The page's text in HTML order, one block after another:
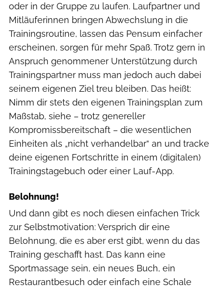
oder in der Gruppe zu laufen. Laufpartner und
Mitläuferinnen bringen Abwechslung in die
Trainingsroutine, lassen das Pensum einfacher
erscheinen, sorgen für mehr Spaß. Trotz gern in
Anspruch genommener Unterstützung durch
Trainingspartner muss man jedoch auch dabei
seinem eigenen Ziel treu bleiben. Das heißt:
Nimm dir stets den eigenen Trainingsplan zum
Maßstab, siehe – trotz genereller
Kompromissbereitschaft – die wesentlichen
Einheiten als „nicht verhandelbar“ an und tracke
deine eigenen Fortschritte in einem (digitalen)
Trainingstagebuch oder einer Lauf-App.
Belohnung!
Und dann gibt es noch diesen einfachen Trick
zur Selbstmotivation: Versprich dir eine
Belohnung, die es aber erst gibt, wenn du das
Training geschafft hast. Das kann eine
Sportmassage sein, ein neues Buch, ein
Restaurantbesuch oder einfach eine Schale